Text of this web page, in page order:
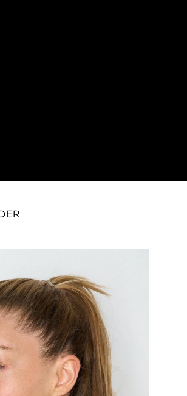
fra en Fransk OpdragelseMelissa